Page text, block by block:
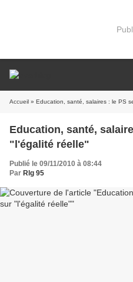
Accueil » Education, santé, salaires : le PS
Education, santé,
"l'égalité réelle"
Publié le 09/11/2010 à 08:44
Par Rlg 95